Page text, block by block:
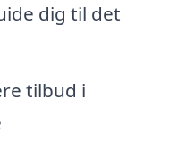
dig til det
tilbud i